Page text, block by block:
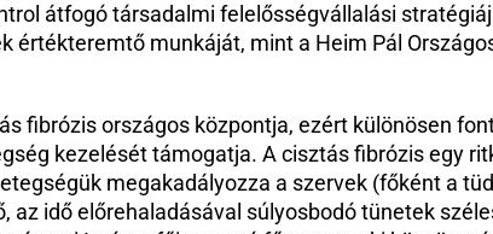
átfogó társadalmi felelősségvállalási
értékteremtő munkáját, mint a Heim Pál
fibrózis országos központja, ezért különösen
kezelését támogatja. A cisztás fibrózis egy
megakadályozza a szervek (főként a
idő előrehaladásával súlyosbodó tünetek